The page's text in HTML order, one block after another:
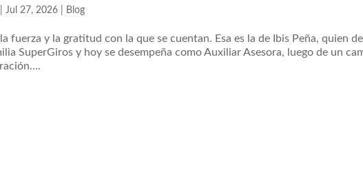
|Jul 27, 2026 Blog
fuerza y la gratitud con la que se cuentan. Esa es la de Ibis Peña, quien
SuperGiros y hoy se desempeña como Auxiliar Asesora, luego de un